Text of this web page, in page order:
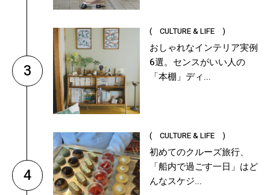
3
( CULTURE & LIFE )
おしゃれなインテリア実例
6選。センスがいい人の
「本棚」ディ...
4
( CULTURE & LIFE )
初めてのクルーズ旅行、
「船内で過ごす一日」はど
んなスケジ...